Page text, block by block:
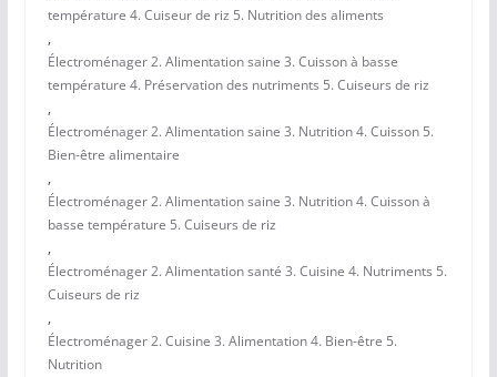
température 4. Cuiseur de riz 5. Nutrition des aliments
,
Électroménager 2. Alimentation saine 3. Cuisson à basse
température 4. Préservation des nutriments 5. Cuiseurs de riz
,
Électroménager 2. Alimentation saine 3. Nutrition 4. Cuisson 5.
Bien-être alimentaire
,
Électroménager 2. Alimentation saine 3. Nutrition 4. Cuisson à
basse température 5. Cuiseurs de riz
,
Électroménager 2. Alimentation santé 3. Cuisine 4. Nutriments 5.
Cuiseurs de riz
,
Électroménager 2. Cuisine 3. Alimentation 4. Bien-être 5.
Nutrition